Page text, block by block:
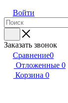
Войти
Заказать звонок
Сравнение0
Отложенные 0
Корзина 0